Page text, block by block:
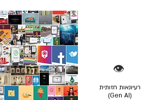
👁️
רעיונאות חזותית
(Gen AI)